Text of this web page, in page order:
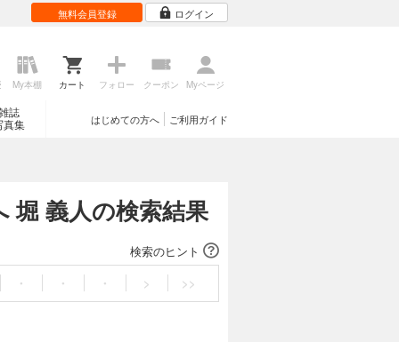
無料会員登録 ログイン
My本棚 カート フォロー クーポン Myページ
誌
真集
ご利用ガイド
はじめての方へ
堀 義人の検索結果
検索のヒント
・
・ ・ > >>